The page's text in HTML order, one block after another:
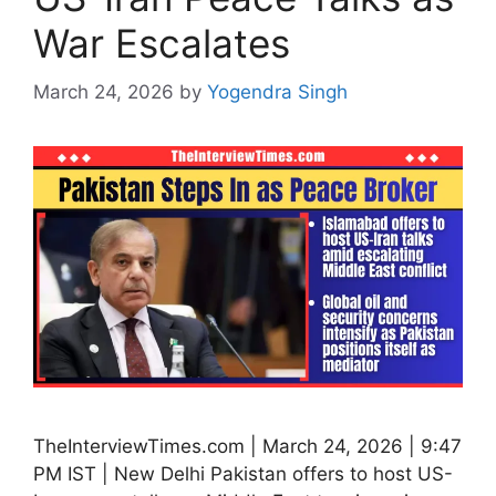
War Escalates
March 24, 2026 by Yogendra Singh
TheInterviewTimes.com | March 24, 2026 | 9:47
PM IST | New Delhi Pakistan offers to host US-